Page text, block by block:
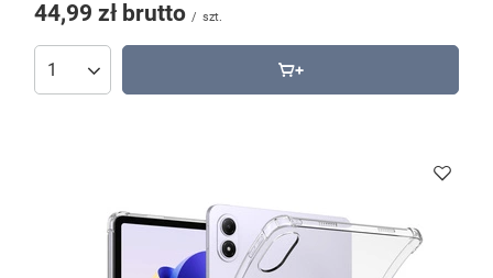
44,99 zł brutto / szt.